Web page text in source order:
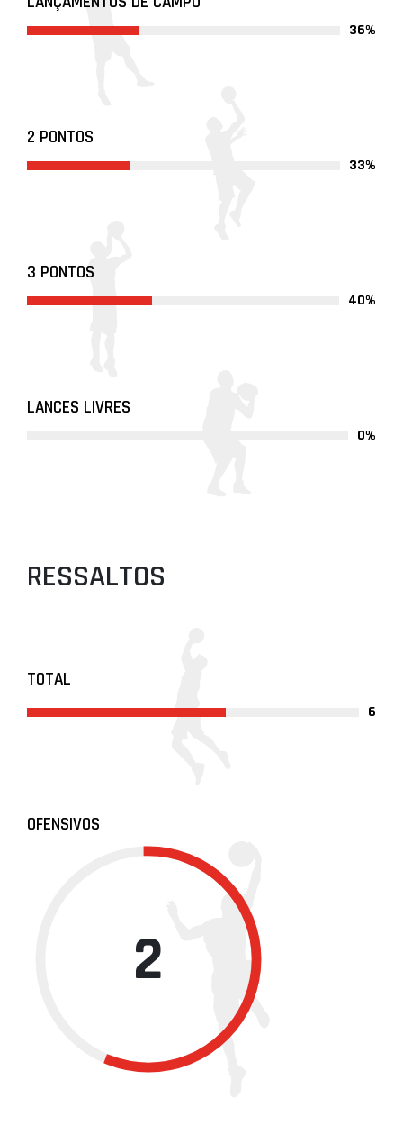
36%
2 PONTOS
33%
3 PONTOS
40%
LANCES LIVRES
0%
RESSALTOS
TOTAL
6
OFENSIVOS
2